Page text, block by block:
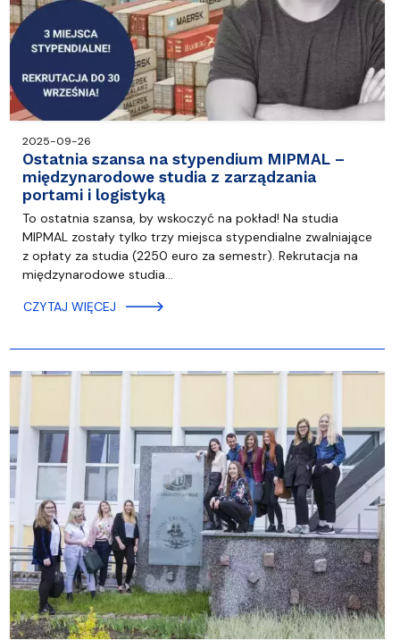
2025-09-26
Ostatnia szansa na stypendium MIPMAL –
międzynarodowe studia z zarządzania
portami i logistyką
To ostatnia szansa, by wskoczyć na pokład! Na studia
MIPMAL zostały tylko trzy miejsca stypendialne zwalniające
z opłaty za studia (2250 euro za semestr). Rekrutacja na
międzynarodowe studia…
CZYTAJ WIĘCEJ